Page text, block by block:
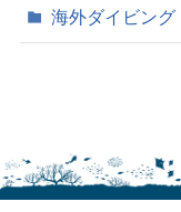
海外ダイビング